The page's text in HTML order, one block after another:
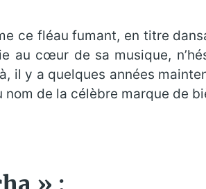
ce fléau fumant, en titre
au cœur de sa musique,
il y a quelques années
de la célèbre marque de